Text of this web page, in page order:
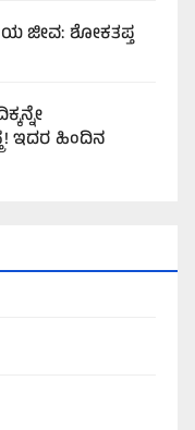
ಜೀವ: ಶೋಕತಪ್ತ
ಇದರ ಹಿಂದಿನ